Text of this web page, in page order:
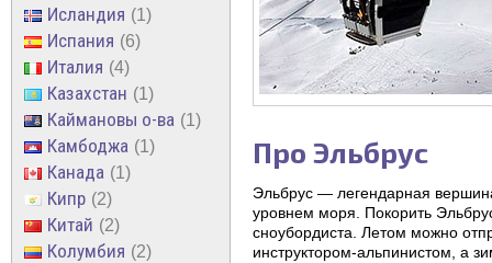
Исландия 1
Испания 6
Италия 4
Казахстан 1
Каймановы о-ва 1
Камбоджа 1
Канада 1
Кипр 2
Китай 2
Колумбия 2
Про Эльбрус
Эльбрус — легендарная
уровнем моря. Покорить
сноубордиста. Летом можно
инструктором-альпинистом, а